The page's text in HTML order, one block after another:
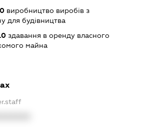
виробництво виробів з
для будівництва
здавання в оренду власного
майна